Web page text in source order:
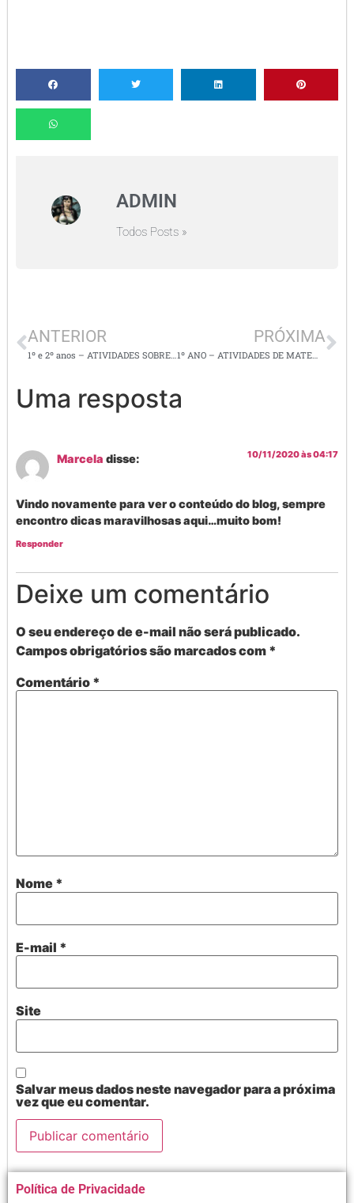
ADMIN
Todos Posts »
ANTERIOR
1º e 2º anos – ATIVIDADES SOBRE A COPA DO MUNDO 2026
PRÓXIMA
1º ANO – ATIVIDADES DE MATEMÁTICA – Envolvendo as operações
Uma resposta
Marcela disse: 10/11/2020 às 04:17
Vindo novamente para ver o conteúdo do blog, sempre
encontro dicas maravilhosas aqui…muito bom!
Responder
Deixe um comentário
O seu endereço de e-mail não será publicado.
Campos obrigatórios são marcados com *
Comentário *
Nome *
E-mail *
Site
Salvar meus dados neste navegador para a próxima
vez que eu comentar.
Alternative:
Política de Privacidade